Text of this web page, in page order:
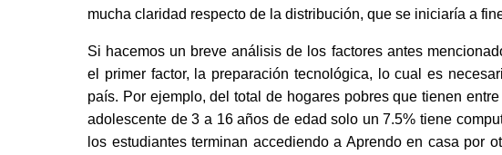
mucha claridad respecto de la distribución, que se iniciaría a
Si hacemos un breve análisis de los factores antes
el primer factor, la preparación tecnológica, lo cual es
país. Por ejemplo, del total de hogares pobres que tienen
adolescente de 3 a 16 años de edad solo un 7.5% tiene
los estudiantes terminan accediendo a Aprendo en casa por